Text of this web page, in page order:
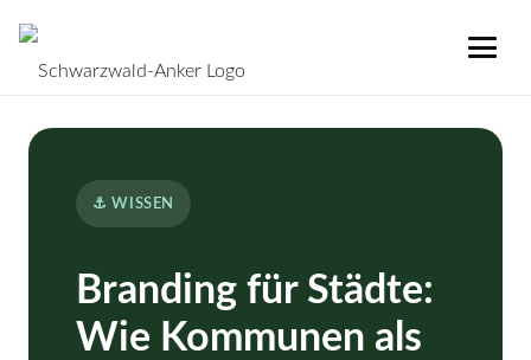
⚓ WISSEN
Branding für Städte:
Wie Kommunen als